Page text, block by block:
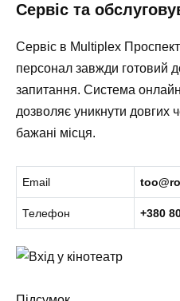
Сервіс та
Сервіс в Multiplex Проспект
персонал завжди готовий
запитання. Система
дозволяє уникнути довгих
бажані місця.
Email
Телефон +380